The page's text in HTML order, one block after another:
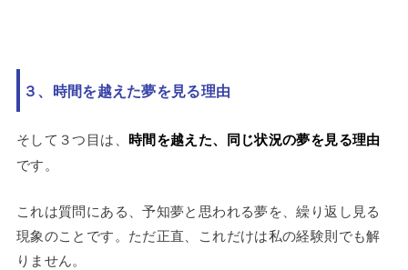
３、時間を越えた夢を見る理由
そして３つ目は、 時間を越えた、同じ状況の夢を見る理由
です。
これは質問にある、予知夢と思われる夢を、繰り返し見る
現象のことです。ただ正直、これだけは私の経験則でも解
りません。